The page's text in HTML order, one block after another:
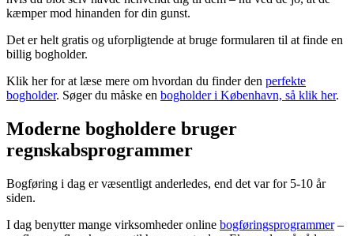
kæmper mod hinanden for din gunst.
Det er helt gratis og uforpligtende at bruge formularen til at finde en
billig bogholder.
Klik her for at læse mere om hvordan du finder den perfekte
bogholder. Søger du måske en bogholder i København, så klik her.
Moderne bogholdere bruger
regnskabsprogrammer
Bogføring i dag er væsentligt anderledes, end det var for 5-10 år
siden.
I dag benytter mange virksomheder online bogføringsprogrammer–